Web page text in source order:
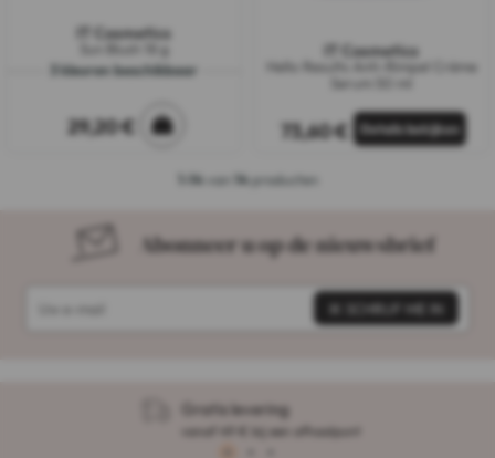
IT Cosmetics
3 kleuren beschikbaar
29,20 €
IT Cosmetics
Hello Results Anti-Rimpel Crème
Serum 50 ml
73,60 €
1-14 van 14producten
Abonneer u op de nieuwsbrief
Gratis levering
vanaf 49 € bij een afhaalpunt